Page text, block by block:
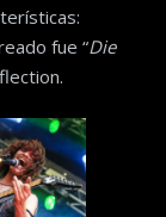
fue “Die